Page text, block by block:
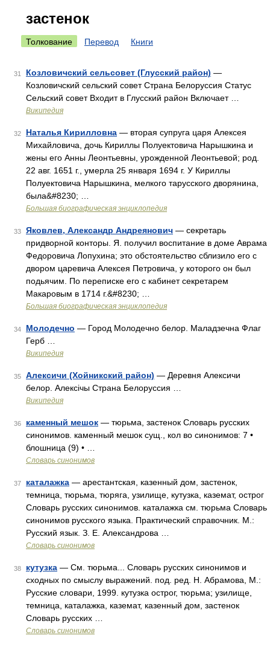
застенок
Толкование Перевод Книги
31 Козловичский сельсовет (Глусский район) —
Козловичский сельский совет Страна Белоруссия Статус
Сельский совет Входит в Глусский район Включает …
Википедия
32 Наталья Кирилловна — вторая супруга царя Алексея
Михайловича, дочь Кириллы Полуектовича Нарышкина и
жены его Анны Леонтьевны, урожденной Леонтьевой; род.
22 авг. 1651 г., умерла 25 января 1694 г. У Кириллы
Полуектовича Нарышкина, мелкого тарусского дворянина,
была&#8230; …
Большая биографическая энциклопедия
33 Яковлев, Александр Андреянович — секретарь
придворной конторы. Я. получил воспитание в доме Аврама
Федоровича Лопухина; это обстоятельство сблизило его с
двором царевича Алексея Петровича, у которого он был
подьячим. По переписке его с кабинет секретарем
Макаровым в 1714 г.&#8230; …
Большая биографическая энциклопедия
34 Молодечно — Город Молодечно белор. Маладзечна Флаг
Герб …
Википедия
35 Алексичи (Хойникский район) — Деревня Алексичи
белор. Алексічы Страна Белоруссия …
Википедия
36 каменный мешок — тюрьма, застенок Словарь русских
синонимов. каменный мешок сущ., кол во синонимов: 7 •
блошница (9) • …
Словарь синонимов
37 каталажка — арестантская, казенный дом, застенок,
темница, тюрьма, тюряга, узилище, кутузка, каземат, острог
Словарь русских синонимов. каталажка см. тюрьма Словарь
синонимов русского языка. Практический справочник. М.:
Русский язык. З. Е. Александрова …
Словарь синонимов
38 кутузка — См. тюрьма... Словарь русских синонимов и
сходных по смыслу выражений. под. ред. Н. Абрамова, М.:
Русские словари, 1999. кутузка острог, тюрьма; узилище,
темница, каталажка, каземат, казенный дом, застенок
Словарь русских …
Словарь синонимов